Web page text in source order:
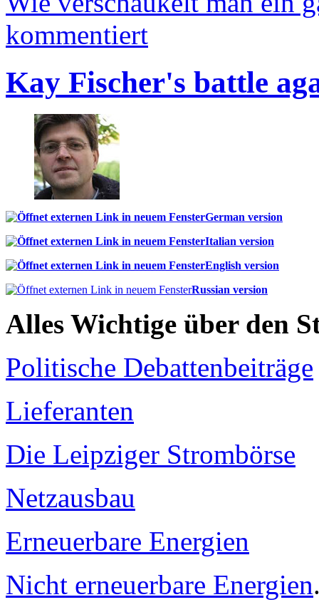
kommentiert
Kay Fischer's battle
German version
Italian version
English version
Russian version
Alles Wichtige über den
Politische Debattenbeiträge
Lieferanten
Die Leipziger Strombörse
Netzausbau
Erneuerbare Energien
Nicht erneuerbare Energien